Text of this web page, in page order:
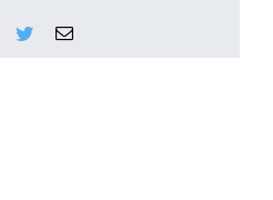
Facebook
TwitterEmail